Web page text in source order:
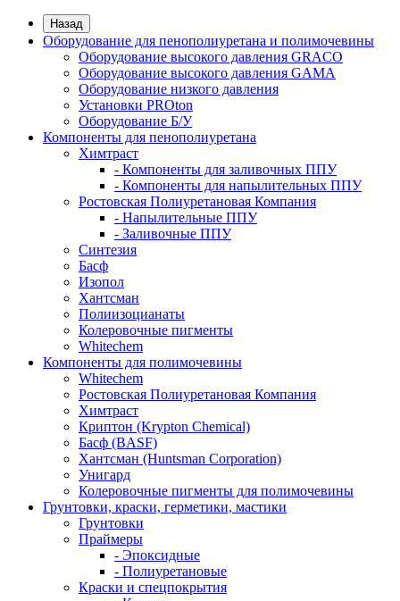
Назад
Оборудование для пенополиуретана и полимочевины
Оборудование высокого давления GRACO
Оборудование высокого давления GAMA
Оборудование низкого давления
Установки PROton
Оборудование Б/У
Компоненты для пенополиуретана
Химтраст
- Компоненты для заливочных ППУ
- Компоненты для напылительных ППУ
Ростовская Полиуретановая Компания
- Напылительные ППУ
- Заливочные ППУ
Синтезия
Басф
Изопол
Хантсман
Полиизоцианаты
Колеровочные пигменты
Whitechem
Компоненты для полимочевины
Whitechem
Ростовская Полиуретановая Компания
Химтраст
Криптон (Krypton Chemical)
Басф (BASF)
Хантсман (Huntsman Corporation)
Унигард
Колеровочные пигменты для полимочевины
Грунтовки, краски, герметики, мастики
Грунтовки
Праймеры
- Эпоксидные
- Полиуретановые
Краски и спецпокрытия